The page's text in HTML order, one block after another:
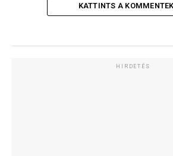
KATTINTS A
HIRDETÉS